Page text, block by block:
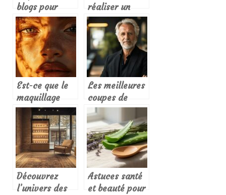
blogs pour
creer votre
rituel de
lecture et vous
accorder du
temps pour
vous
réaliser un
browlift à
domicile :
astuces et
conseils
pratiques
Est-ce que le
maquillage
abîme la peau
? Guide des
mauvaises
habitudes à
corriger
Les meilleures
coupes de
cheveux pour
homme de 60
ans en 2025 :
sublimer ses
cheveux gris
avec élégance
Découvrez
l’univers des
Astuces santé
et beauté pour